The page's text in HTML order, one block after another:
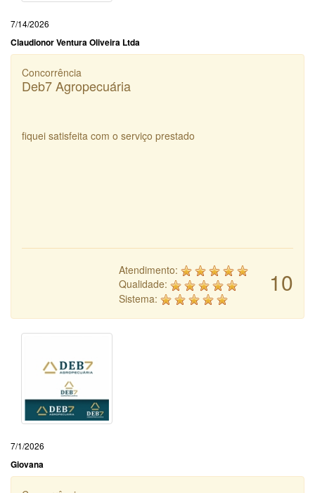
7/14/2026
Claudionor Ventura Oliveira Ltda
Concorrência
Deb7 Agropecuária
fiquei satisfeita com o serviço prestado
10
Atendimento:
Qualidade:
Sistema:
7/1/2026
Giovana